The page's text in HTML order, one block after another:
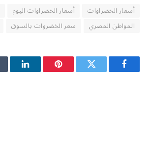
أسعار الخضراوات أسعار الخضراوات اليوم
المواطن المصري
سعر الخضروات بالسوق
فيسبوك تويتر بينتيريستلينكدإن